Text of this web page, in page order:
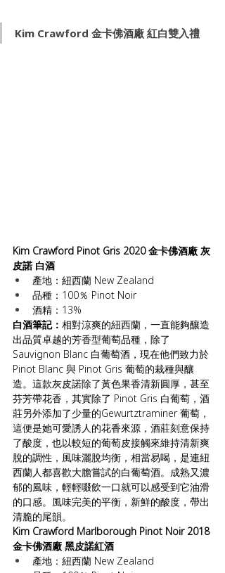
Kim Crawford 金卡佛酒廠 紅白雙入禮
Kim Crawford Pinot Gris 2020 金卡佛酒廠 灰
皮諾 白酒
產地：紐西蘭 New Zealand
品種：100％ Pinot Noir
酒精：13%
白酒筆記： 相對涼爽的紐西蘭，一直能夠釀造
出品質卓越的芳香型葡萄品種，除了
Sauvignon Blanc 白葡萄酒，現在他們致力於
Pinot Blanc 與 Pinot Gris 葡萄的栽種與釀
造。這款灰皮諾除了黃色果香清新圓厚，甚至
芬芳帶花香，其實除了 Pinot Gris 白葡萄，酒
莊另外添加了少量的Gewurtztraminer 葡萄，
這便是她可愛誘人的花香來源，酒莊刻意保持
了酸度，也以較短的葡萄皮接觸來維持清新爽
脫的調性，風味灑脫均衡，相當易喝，是連紐
西蘭人都喜歡大膽嘗試的白葡萄酒。成熟又濃
郁的風味，輕輕啜飲一口就可以感受到它油滑
的口感。風味完美的平衡，新鮮的酸度，帶出
清脆的尾韻。
Kim Crawford Marlborough Pinot Noir 2018
金卡佛酒廠 黑皮諾紅酒
產地：紐西蘭 New Zealand